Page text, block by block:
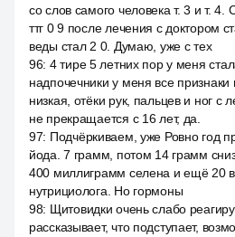
со слов самого человека т. 3 и т.
ттг 0 9 после лечения с доктором
веды стал 2 0. Думаю, уже с тех
96: 4 тире 5 летних пор у меня
надпочечники у меня все признаки
низкая, отёки рук, пальцев и ног с
не прекращается с 16 лет, да.
97: Подчёркиваем, уже Ровно год
йода. 7 грамм, потом 14 грамм
400 миллиграмм селена и ещё 20
нутрициолога. Но гормоны
98: Щитовидки очень слабо
рассказывает, что подступает,